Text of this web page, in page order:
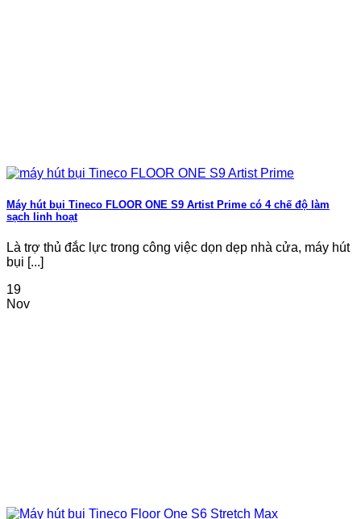
Máy hút bụi Tineco FLOOR ONE S9 Artist Prime có 4 chế độ làm
sạch linh hoạt
Là trợ thủ đắc lực trong công việc dọn dẹp nhà cửa, máy hút
bụi [...]
19
Nov